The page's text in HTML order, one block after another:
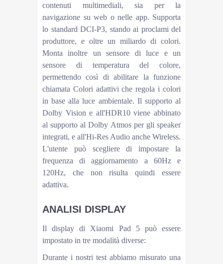
contenuti multimediali, sia per la
navigazione su web o nelle app. Supporta
lo standard DCI-P3, stando ai proclami del
produttore, e oltre un miliardo di colori.
Monta inoltre un sensore di luce e un
sensore di temperatura del colore,
permettendo così di abilitare la funzione
chiamata Colori adattivi che regola i colori
in base alla luce ambientale. Il supporto al
Dolby Vision e all'HDR10 viene abbinato
al supporto al Dolby Atmos per gli speaker
integrati, e all'Hi-Res Audio anche Wireless.
L'utente può scegliere di impostare la
frequenza di aggiornamento a 60Hz e
120Hz, che non risulta quindi essere
adattiva.
ANALISI DISPLAY
Il display di Xiaomi Pad 5 può essere
impostato in tre modalità diverse:
Durante i nostri test abbiamo misurato una